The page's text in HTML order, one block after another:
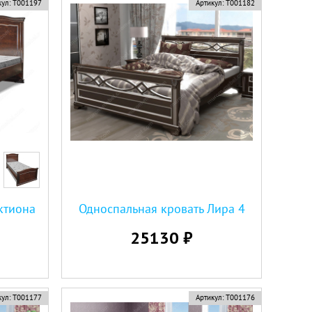
Т001197 Артикул: Т001182
Односпальная кровать Лира 4
25130 ₽
Т001177 Артикул: Т001176